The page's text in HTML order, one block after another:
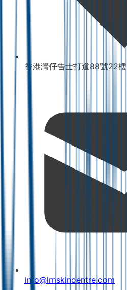
香港灣仔告士打道88號22樓
info@lmskincentre.com